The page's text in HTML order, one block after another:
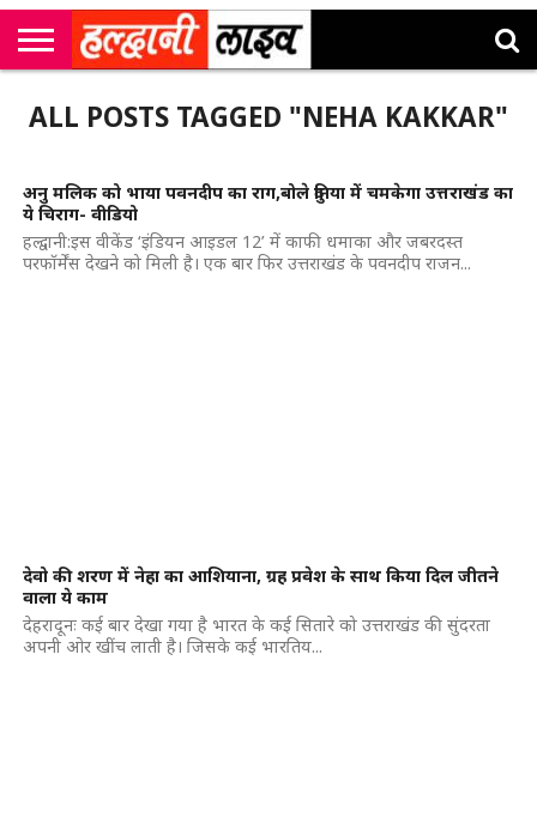
सी
एम
कॉर्नर
उत्तराखंड
न्यूज़
खेल
मनोरंजन
सम्पादकीय
जॉब
अलर्ट्स
ALL POSTS TAGGED "NEHA KAKKAR"
अनु मलिक को भाया पवनदीप का राग,बोले दुनिया में चमकेगा उत्तराखंड का
ये चिराग- वीडियो
हल्द्वानी:इस वीकेंड ‘इंडियन आइडल 12’ में काफी धमाका और जबरदस्त
परफॉर्मेंस देखने को मिली है। एक बार फिर उत्तराखंड के पवनदीप राजन...
देवो की शरण में नेहा का आशियाना, ग्रह प्रवेश के साथ किया दिल जीतने
वाला ये काम
देहरादूनः कई बार देखा गया है भारत के कई सितारे को उत्तराखंड की सुंदरता
अपनी ओर खींच लाती है। जिसके कई भारतिय...